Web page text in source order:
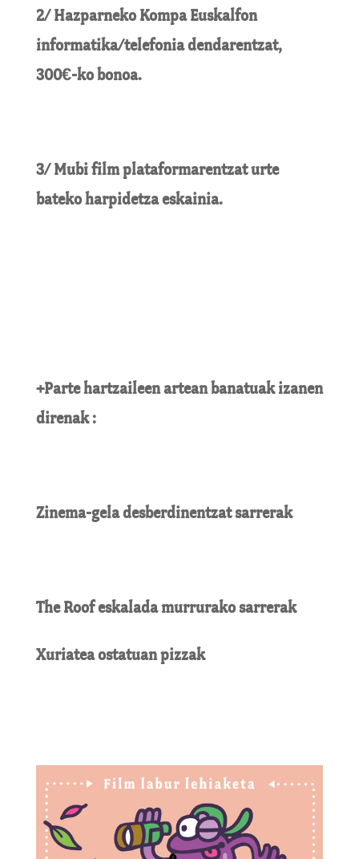
2/ Hazparneko Kompa Euskalfon
informatika/telefonia dendarentzat,
300€-ko bonoa.
3/ Mubi film plataformarentzat urte
bateko harpidetza eskainia.
+Parte hartzaileen artean banatuak izanen
direnak :
Zinema-gela desberdinentzat sarrerak
The Roof eskalada murrurako sarrerak
Xuriatea ostatuan pizzak